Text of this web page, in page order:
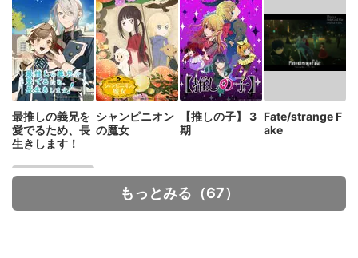
最推しの義兄を
愛でるため、長
生きします！
シャンピニオン
の魔女
【推しの子】 3
期
Fate/strange F
ake
もっとみる（67）